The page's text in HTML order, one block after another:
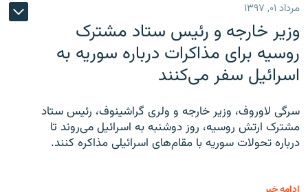
مرداد ۰۱, ۱۳۹۷
وزیر خارجه و رئیس‌ ستاد مشترک
روسیه برای مذاکرات درباره سوریه به
اسرائیل سفر می‌کنند
سرگی لاوروف، وزیر خارجه و ولری گراشینوف، رئیس ستاد
مشترک ارتش روسیه، روز دوشنبه به اسرائیل می‌روند تا
درباره تحولات سوریه با مقام‌های اسرائیلی مذاکره کنند.